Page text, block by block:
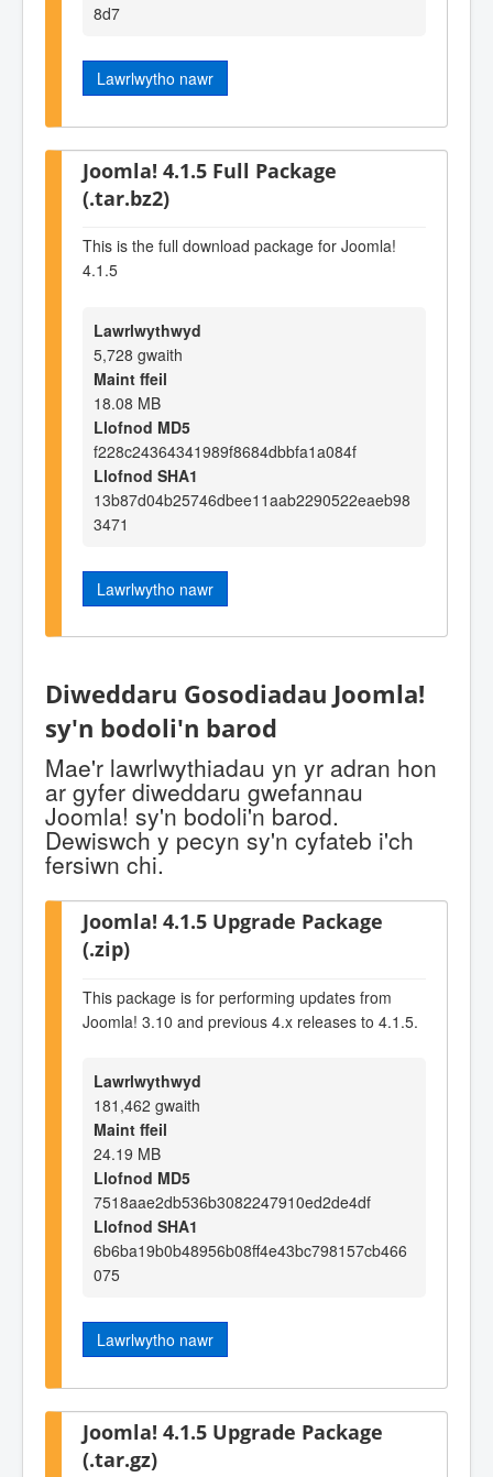
8d7
Lawrlwytho nawr
Joomla! 4.1.5 Full Package
(.tar.bz2)
This is the full download package for Joomla!
4.1.5
Lawrlwythwyd
5,728 gwaith
Maint ffeil
18.08 MB
Llofnod MD5
f228c24364341989f8684dbbfa1a084f
Llofnod SHA1
13b87d04b25746dbee11aab2290522eaeb98
3471
Lawrlwytho nawr
Diweddaru Gosodiadau Joomla!
sy'n bodoli'n barod
Mae'r lawrlwythiadau yn yr adran hon
ar gyfer diweddaru gwefannau
Joomla! sy'n bodoli'n barod.
Dewiswch y pecyn sy'n cyfateb i'ch
fersiwn chi.
Joomla! 4.1.5 Upgrade Package
(.zip)
This package is for performing updates from
Joomla! 3.10 and previous 4.x releases to 4.1.5.
Lawrlwythwyd
181,462 gwaith
Maint ffeil
24.19 MB
Llofnod MD5
7518aae2db536b3082247910ed2de4df
Llofnod SHA1
6b6ba19b0b48956b08ff4e43bc798157cb466
075
Lawrlwytho nawr
Joomla! 4.1.5 Upgrade Package
(.tar.gz)